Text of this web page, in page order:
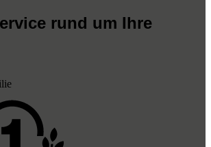
rund um Ihre